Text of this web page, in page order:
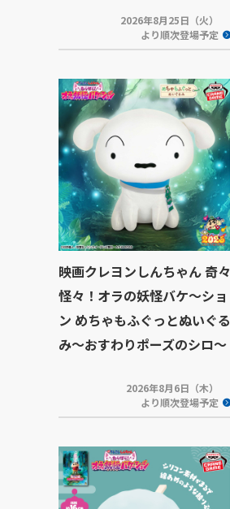
2026年8月25日（火）
より順次登場予定
映画クレヨンしんちゃん 奇々
怪々！オラの妖怪バケ～ショ
ン めちゃもふぐっとぬいぐる
み～おすわりポーズのシロ～
2026年8月6日（木）
より順次登場予定